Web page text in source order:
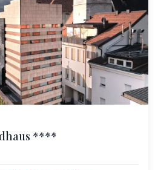
****